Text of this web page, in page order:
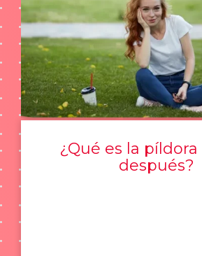
¿Qué es la
después?